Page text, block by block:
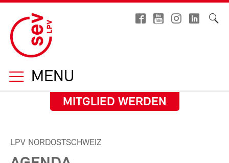
MENU
MITGLIED WERDEN
LPV NORDOSTSCHWEIZ